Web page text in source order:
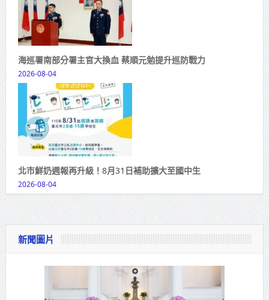
海巡署南部分署主官大換血 蔡順元勉提升巡防戰力
2026-08-04
北市鮮奶週報再升級！8月31日補助擴大至國中生
2026-08-04
新聞圖片